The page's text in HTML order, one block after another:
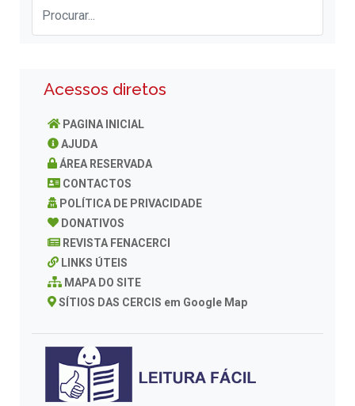
Acessos diretos
PAGINA INICIAL
AJUDA
ÁREA RESERVADA
CONTACTOS
POLÍTICA DE PRIVACIDADE
DONATIVOS
REVISTA FENACERCI
LINKS ÚTEIS
MAPA DO SITE
SÍTIOS DAS CERCIS em Google Map